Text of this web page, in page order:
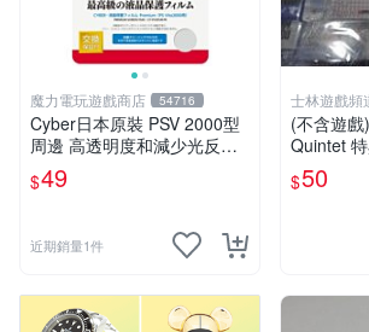
魔力電玩遊戲商店 54716
Cyber日本原裝 PSV 2000型
周邊 高透明度和減少光反射
性能 LCD保護貼【板橋魔
力】
$49
近期銷量1件
士林遊戲頻
(不含遊
Quintet
林遊戲頻
$50